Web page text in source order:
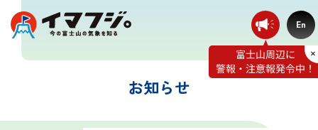
En
登山ルート別気象
お知らせ